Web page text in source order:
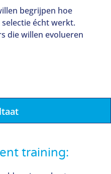
begrijpen hoe
écht werkt.
die willen evolueren
training: